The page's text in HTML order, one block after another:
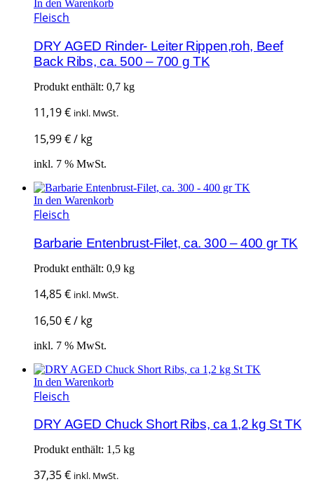
In den Warenkorb
Fleisch
DRY AGED Rinder- Leiter Rippen,roh, Beef
Back Ribs, ca. 500 – 700 g TK
Produkt enthält: 0,7 kg
11,19€ inkl. MwSt.
15,99€/ kg
inkl. 7 % MwSt.
In den Warenkorb
Fleisch
Barbarie Entenbrust-Filet, ca. 300 – 400 gr TK
Produkt enthält: 0,9 kg
14,85€ inkl. MwSt.
16,50€/ kg
inkl. 7 % MwSt.
In den Warenkorb
Fleisch
DRY AGED Chuck Short Ribs, ca 1,2 kg St TK
Produkt enthält: 1,5 kg
37,35€ inkl. MwSt.